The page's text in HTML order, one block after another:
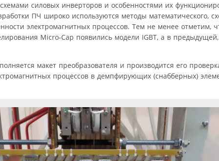
силовых инверторов и особенностями их
ПЧ широко используются методы математического,
электромагнитных процессов. Тем не менее отметим,
Micro-Cap появились модели IGBT, а в
макет преобразователя и производится его
процессов в демпфирующих (снабберных)